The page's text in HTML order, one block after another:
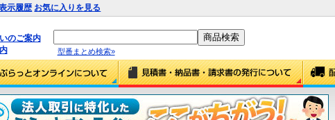
示履歴 お気に入りを見る
のご案内
型番まとめ検索»